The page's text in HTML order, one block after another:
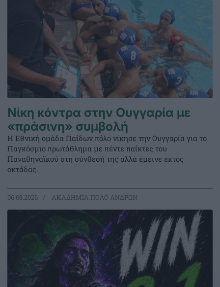
Νίκη κόντρα στην Ουγγαρία με
«πράσινη» συμβολή
Η Εθνική ομάδα Παίδων πόλο νίκησε την Ουγγαρία για το
Παγκόσμιο πρωτάθλημα με πέντε παίκτες του
Παναθηναϊκού στη σύνθεσή της αλλά έμεινε εκτός
οκτάδας.
06.08.2026 ΑΚΑΔΗΜΙΑ ΠΟΛΟ ΑΝΔΡΩΝ